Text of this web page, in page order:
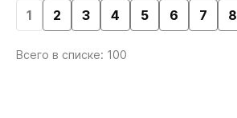
1 2 3 4 5 6 7 8
Всего в списке: 100